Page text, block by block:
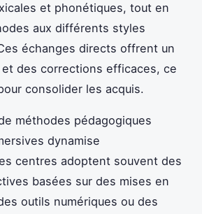
et phonétiques, tout en
aux différents styles
échanges directs offrent un
des corrections efficaces, ce
consolider les acquis.
méthodes pédagogiques
dynamise
centres adoptent souvent des
basées sur des mises en
outils numériques ou des